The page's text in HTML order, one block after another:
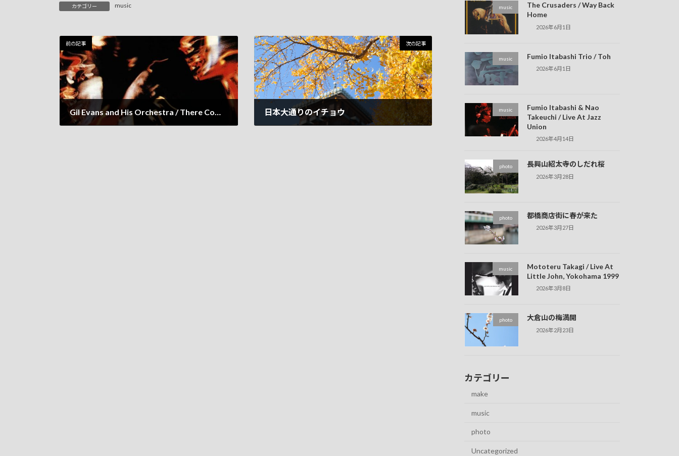
カテゴリー music
前の記事
Gil Evans and His Orchestra / There Comes a Time
次の記事
日本大通りのイチョウ
music
The Crusaders / Way Back
Home
2026年6月1日
music Fumio Itabashi Trio / Toh
2026年6月1日
music
Fumio Itabashi & Nao
Takeuchi / Live At Jazz
Union
2026年4月14日
photo 長興山紹太寺のしだれ桜
2026年3月28日
photo 都橋商店街に春が来た
2026年3月27日
music
Mototeru Takagi / Live At
Little John, Yokohama 1999
2026年3月8日
photo 大倉山の梅満開
2026年2月23日
カテゴリー
make
music
photo
Uncategorized